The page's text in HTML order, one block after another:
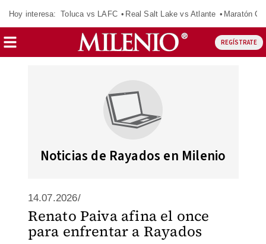
Hoy interesa: Toluca vs LAFC Real Salt Lake vs Atlante Maratón
REGÍSTRATE
Noticias de Rayados en Milenio
14.07.2026/
Renato Paiva afina el once
para enfrentar a Rayados